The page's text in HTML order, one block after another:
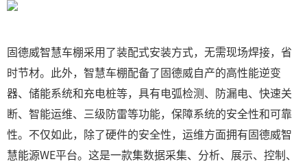
固德威智慧车棚采用了装配式安装方式，无需现场焊接，省
时节材。此外，智慧车棚配备了固德威自产的高性能逆变
器、储能系统和充电桩等，具有电弧检测、防漏电、快速关
断、智能运维、三级防雷等功能，保障系统的安全性和可靠
性。不仅如此，除了硬件的安全性，运维方面拥有固德威智
慧能源WE平台。这是一款集数据采集、分析、展示、控制、